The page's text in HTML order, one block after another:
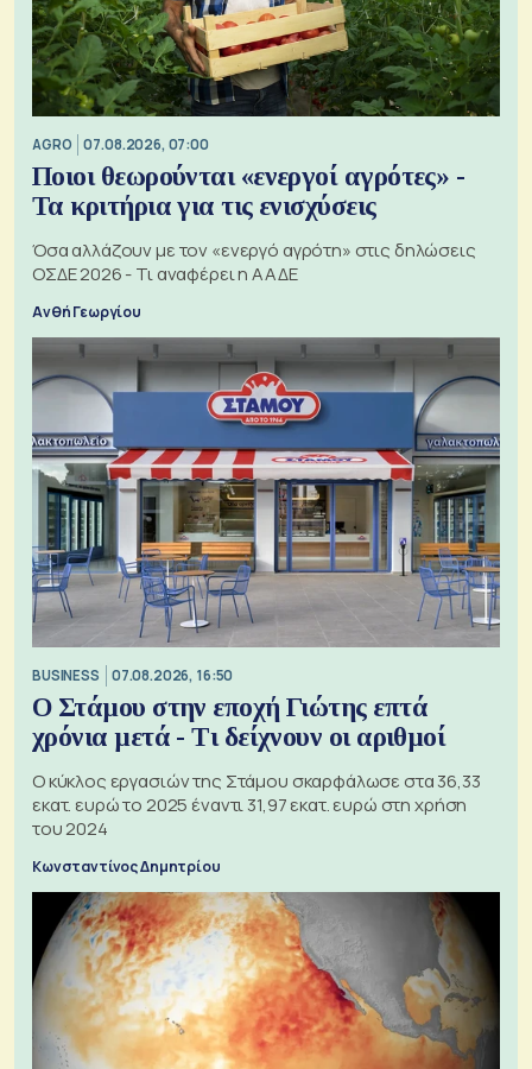
AGRO 07.08.2026, 07:00
Ποιοι θεωρούνται «ενεργοί αγρότες» -
Τα κριτήρια για τις ενισχύσεις
Όσα αλλάζουν με τον «ενεργό αγρότη» στις δηλώσεις
ΟΣΔΕ 2026 - Τι αναφέρει η ΑΑΔΕ
Ανθή Γεωργίου
BUSINESS 07.08.2026, 16:50
Ο Στάμου στην εποχή Γιώτης επτά
χρόνια μετά - Τι δείχνουν οι αριθμοί
Ο κύκλος εργασιών της Στάμου σκαρφάλωσε στα 36,33
εκατ. ευρώ το 2025 έναντι 31,97 εκατ. ευρώ στη χρήση
του 2024
Κωνσταντίνος Δημητρίου